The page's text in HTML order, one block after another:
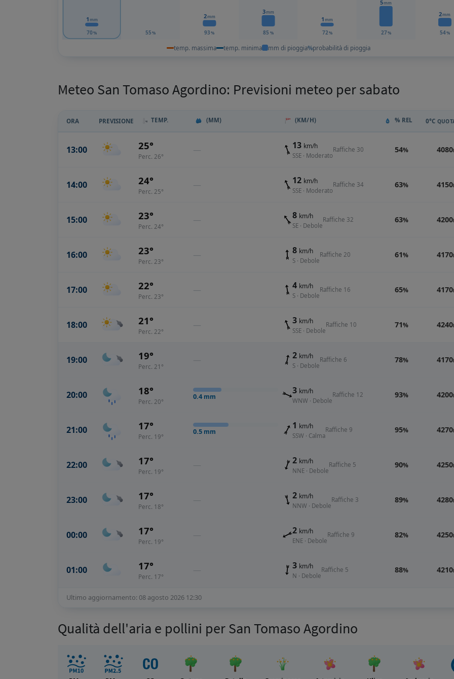
1mm
70% 55 %
2mm
93 %
3mm
85 %
1mm
72%
5mm
27%
2mm
54%
temp. massima temp. minima mm di pioggia%probabilità di pioggia
Meteo San Tomaso Agordino: Previsioni meteo per sabato
ORA PREVISIONE TEMP. (MM) (KM/H) % REL 0°C
13:00 25°
Perc. 26°
— 13 km/h
SSE · Moderato
Raffiche 30 54% 4080
14:00 24°
Perc. 25°
— 12 km/h
SSE · Moderato
Raffiche 34 63% 4150
15:00 23°
Perc. 24°
— 8 km/h
SE · Debole
Raffiche 32 63% 4200
16:00 23°
Perc. 23°
— 8 km/h
S · Debole
Raffiche 20 61% 4170
17:00 22°
Perc. 23°
— 4 km/h
S · Debole
Raffiche 16 65% 4170
18:00 21°
Perc. 22°
— 3 km/h
SSE · Debole
Raffiche 10 71% 4240
19:00 19°
Perc. 21°
— 2 km/h
S · Debole
Raffiche 6 78% 4170
20:00 18°
Perc. 20°
0.4 mm
3 km/h
WNW · Debole
Raffiche 12 93% 4200
21:00 17°
Perc. 19°
0.5 mm
1 km/h
SSW · Calma
Raffiche 9 95% 4270
22:00 17°
Perc. 19°
— 2 km/h
NNE · Debole
Raffiche 5 90% 4250
23:00 17°
Perc. 18°
— 2 km/h
NNW · Debole
Raffiche 3 89% 4280
00:00 17°
Perc. 19°
— 2 km/h
ENE · Debole
Raffiche 9 82% 4250
01:00 17°
Perc. 17°
— 3 km/h
N · Debole
Raffiche 5 88% 4210
Ultimo aggiornamento: 08 agosto 2026 12:30
Qualità dell'aria e pollini per San Tomaso Agordino